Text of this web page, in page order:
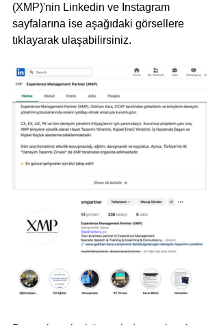
(XMP)'nin Linkedin ve Instagram
sayfalarına ise aşağıdaki görsellere
tıklayarak ulaşabilirsiniz.